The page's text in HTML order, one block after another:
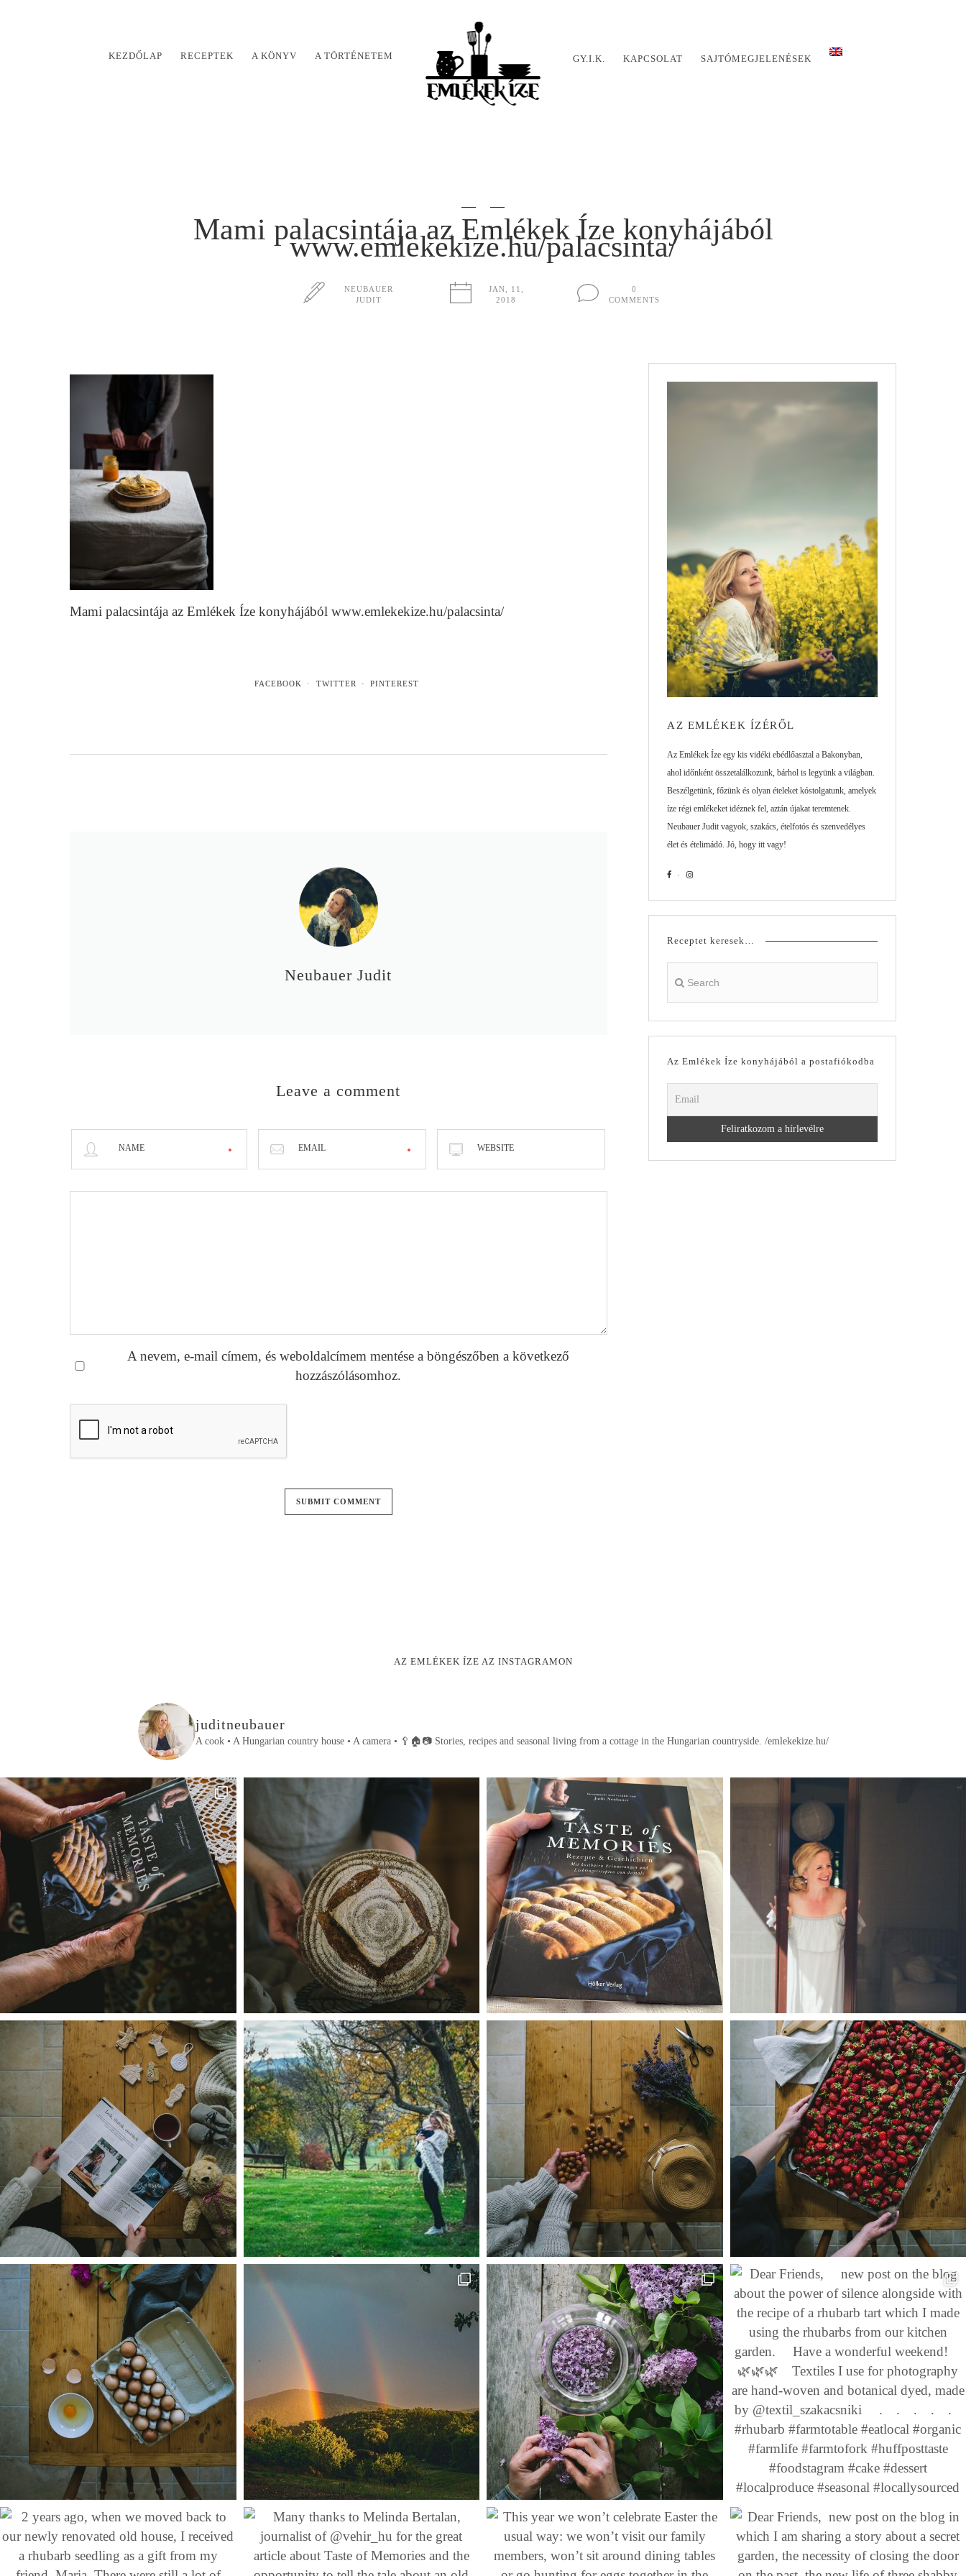
KEZDŐLAP RECEPTEK A KÖNYV A TÖRTÉNETEM GY.I.K. KAPCSOLAT SAJTÓMEGJELENÉSEK
Mami palacsintája az Emlékek Íze konyhájából
www.emlekekize.hu/palacsinta/
NEUBAUER
JUDIT
JAN, 11,
2018
0
COMMENTS
Mami palacsintája az Emlékek Íze konyhájából www.emlekekize.hu/palacsinta/
FACEBOOK TWITTER PINTEREST
Neubauer Judit
Leave a comment
NAME EMAIL WEBSITE
A nevem, e-mail címem, és weboldalcímem mentése a böngészőben a következő
hozzászólásomhoz.
AZ EMLÉKEK ÍZÉRŐL
Az Emlékek Íze egy kis vidéki ebédlőasztal a Bakonyban,
ahol időnként összetalálkozunk, bárhol is legyünk a világban.
Beszélgetünk, főzünk és olyan ételeket kóstolgatunk, amelyek
íze régi emlékeket idéznek fel, aztán újakat teremtenek.
Neubauer Judit vagyok, szakács, ételfotós és szenvedélyes
élet és ételimádó. Jó, hogy itt vagy!
Receptet keresek…
Az Emlékek Íze konyhájából a postafiókodba
AZ EMLÉKEK ÍZE AZ INSTAGRAMON
juditneubauer
A cook • A Hungarian country house • A camera • 🥄🏠📷Stories, recipes and seasonal living from a cottage in the Hungarian countryside. /emlekekize.hu/